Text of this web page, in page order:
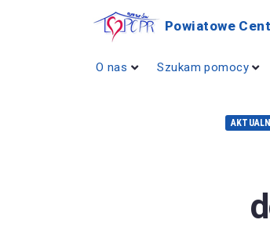
Powiatowe
O nas Szukam pomocy